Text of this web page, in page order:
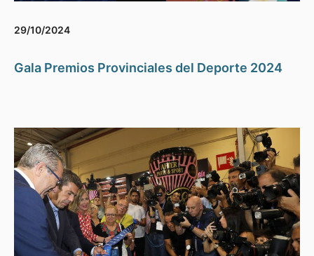
29/10/2024
Gala Premios Provinciales del Deporte 2024